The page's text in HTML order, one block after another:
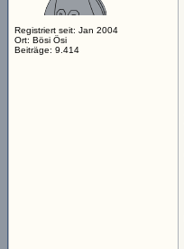
Registriert seit: Jan 2004
Ort: Bösi Ösi
Beiträge: 9.414